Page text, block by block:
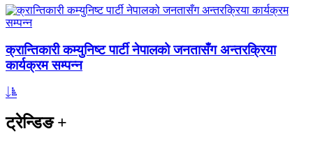
क्रान्तिकारी कम्युनिष्ट पार्टी नेपालको जनतासँग अन्तरक्रिया
कार्यक्रम सम्पन्न
ट्रेन्डिङ+